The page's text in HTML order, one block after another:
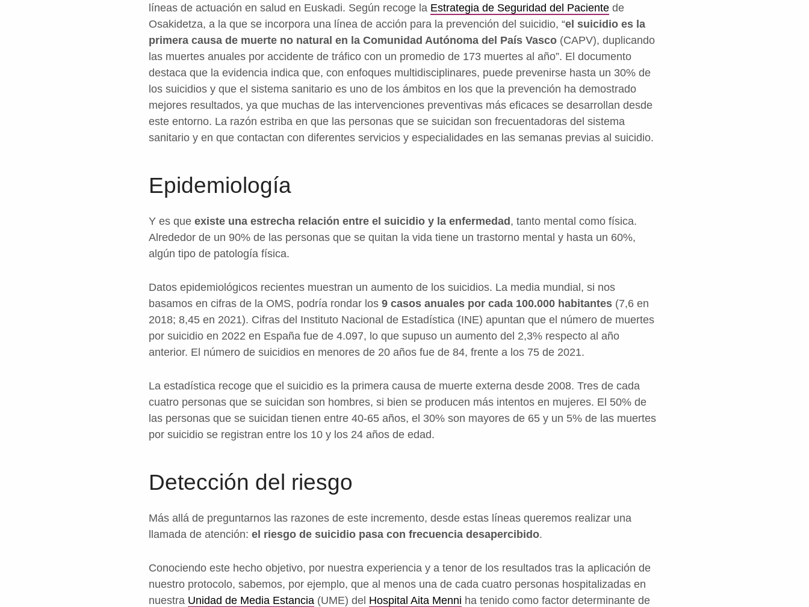
líneas de actuación en salud en Euskadi. Según recoge la Estrategia de Seguridad del Paciente de
Osakidetza, a la que se incorpora una línea de acción para la prevención del suicidio, “el suicidio es la
primera causa de muerte no natural en la Comunidad Autónoma del País Vasco (CAPV), duplicando
las muertes anuales por accidente de tráfico con un promedio de 173 muertes al año”. El documento
destaca que la evidencia indica que, con enfoques multidisciplinares, puede prevenirse hasta un 30% de
los suicidios y que el sistema sanitario es uno de los ámbitos en los que la prevención ha demostrado
mejores resultados, ya que muchas de las intervenciones preventivas más eficaces se desarrollan desde
este entorno. La razón estriba en que las personas que se suicidan son frecuentadoras del sistema
sanitario y en que contactan con diferentes servicios y especialidades en las semanas previas al suicidio.
Epidemiología
Y es que existe una estrecha relación entre el suicidio y la enfermedad, tanto mental como física.
Alrededor de un 90% de las personas que se quitan la vida tiene un trastorno mental y hasta un 60%,
algún tipo de patología física.
Datos epidemiológicos recientes muestran un aumento de los suicidios. La media mundial, si nos
basamos en cifras de la OMS, podría rondar los 9 casos anuales por cada 100.000 habitantes (7,6 en
2018; 8,45 en 2021). Cifras del Instituto Nacional de Estadística (INE) apuntan que el número de muertes
por suicidio en 2022 en España fue de 4.097, lo que supuso un aumento del 2,3% respecto al año
anterior. El número de suicidios en menores de 20 años fue de 84, frente a los 75 de 2021.
La estadística recoge que el suicidio es la primera causa de muerte externa desde 2008. Tres de cada
cuatro personas que se suicidan son hombres, si bien se producen más intentos en mujeres. El 50% de
las personas que se suicidan tienen entre 40-65 años, el 30% son mayores de 65 y un 5% de las muertes
por suicidio se registran entre los 10 y los 24 años de edad.
Detección del riesgo
Más allá de preguntarnos las razones de este incremento, desde estas líneas queremos realizar una
llamada de atención: el riesgo de suicidio pasa con frecuencia desapercibido.
Conociendo este hecho objetivo, por nuestra experiencia y a tenor de los resultados tras la aplicación de
nuestro protocolo, sabemos, por ejemplo, que al menos una de cada cuatro personas hospitalizadas en
nuestra Unidad de Media Estancia (UME) del Hospital Aita Menni ha tenido como factor determinante de